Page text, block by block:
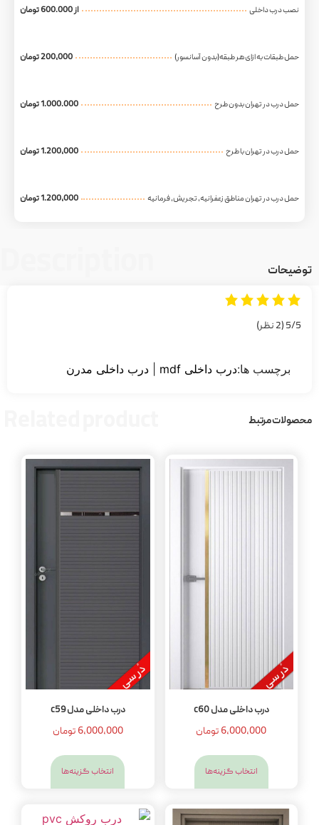
نصب درب داخلی از 600.000 تومان
حمل طبقات به ازای هر طبقه(بدون آسانسور)​​ 200,000 تومان
حمل درب در تهران بدون طرح​​ 1.000.000 تومان
حمل درب در تهران با طرح​​ 1.200,000 تومان
حمل درب در تهران مناطق زعفرانیه، تجریش، فرمانیه​​ 1.200,000 تومان
توضیحات
‫5/5
برچسب ها:درب داخلی mdf | درب داخلی مدرن
محصولات مرتبط
درب داخلی مدل c60
6,000,000تومان
انتخاب گزینه‌ها
درب داخلی مدل c59
6,000,000 تومان
انتخاب گزینه‌ها